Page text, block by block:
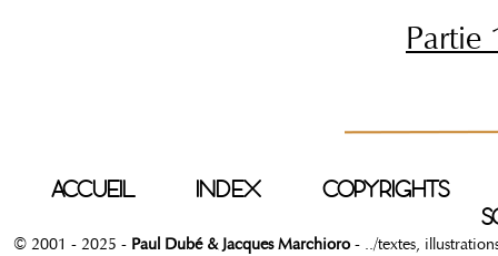
Partie
ACCUEIL INDEX
COPYRIGHTS
© 2001 - 2025 - Paul Dubé & Jacques Marchioro - ../textes,